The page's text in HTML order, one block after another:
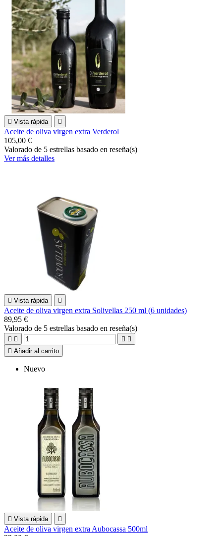
 Vista rápida 
Aceite de oliva virgen extra Verderol
105,00 €
Valorado de 5 estrellas basado en reseña(s)
Ver más detalles
 Vista rápida 
Aceite de oliva virgen extra Solivellas 250 ml (6 unidades)
89,95 €
Valorado de 5 estrellas basado en reseña(s)
   
 Añadir al carrito
Nuevo
 Vista rápida 
Aceite de oliva virgen extra Aubocassa 500ml